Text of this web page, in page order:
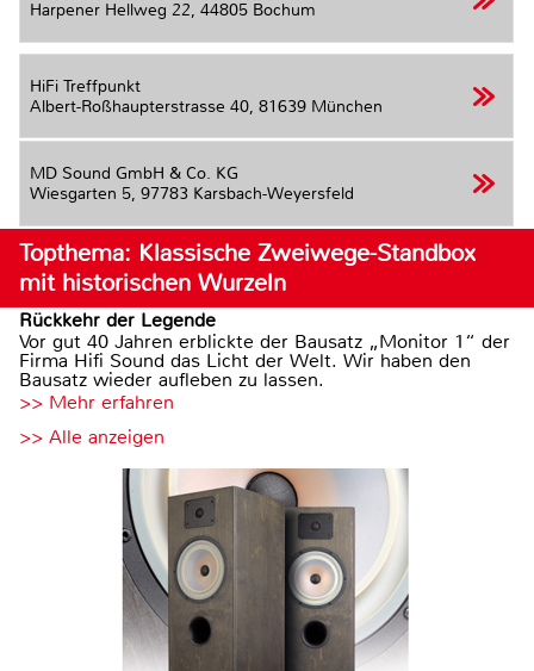
Harpener Hellweg 22, 44805 Bochum
HiFi Treffpunkt
Albert-Roßhaupterstrasse 40, 81639 München
MD Sound GmbH & Co. KG
Wiesgarten 5, 97783 Karsbach-Weyersfeld
Topthema: Klassische Zweiwege-Standbox
mit historischen Wurzeln
Rückkehr der Legende
Vor gut 40 Jahren erblickte der Bausatz „Monitor 1“ der
Firma Hifi Sound das Licht der Welt. Wir haben den
Bausatz wieder aufleben zu lassen.
>> Mehr erfahren
>> Alle anzeigen